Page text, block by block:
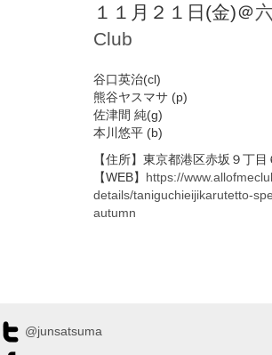
１１月２１日(金)＠
Club
谷口英治(cl)
熊谷ヤスマサ (p)
佐津間 純(g)
本川悠平 (b)
【住所】東京都港区赤坂９丁目
【WEB】 https://
details/taniguchieijikarutetto-
autumn
@junsatsuma